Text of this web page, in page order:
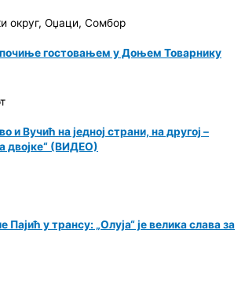
округ, Оџаци, Сомбор
почиње гостовањем у Доњем Товарнику
и Вучић на једној страни, на другој –
двојке“ (ВИДЕО)
у трансу: „Олуја“ је велика слава за